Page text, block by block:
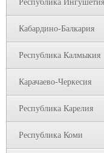
Республика Ингушетия
Кабардино-Балкария
Республика Калмыкия
Карачаево-Черкесия
Республика Карелия
Республика Коми